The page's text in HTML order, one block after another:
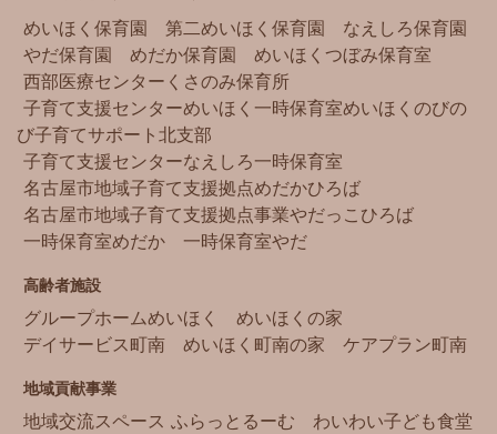
めいほく保育園 第二めいほく保育園
なえしろ保育園
やだ保育園
めだか保育園
めいほくつぼみ保育室
西部医療センター くさのみ保育所
子育て支援センターめいほく 一時保育室めいほく のびの
び子育てサポート北支部
子育て支援センターなえしろ一時保育室
名古屋市地域子育て支援拠点めだかひろば
名古屋市地域子育て支援拠点事業やだっこひろば
一時保育室めだか
一時保育室やだ
高齢者施設
グループホームめいほく
めいほくの家
デイサービス町南
めいほく町南の家 ケアプラン町南
地域貢献事業
地域交流スペース ふらっとるーむ
わいわい子ども食堂